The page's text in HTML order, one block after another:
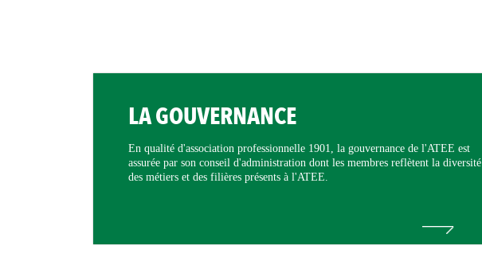
LA GOUVERNANCE
En qualité d'association professionnelle 1901, la gouvernance de l'ATEE est
assurée par son conseil d'administration dont les membres reflètent la diversité
des métiers et des filières présents à l'ATEE.